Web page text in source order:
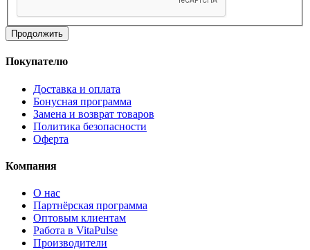
Продолжить
Покупателю
Доставка и оплата
Бонусная программа
Замена и возврат товаров
Политика безопасности
Оферта
Компания
О нас
Партнёрская программа
Оптовым клиентам
Работа в VitaPulse
Производители